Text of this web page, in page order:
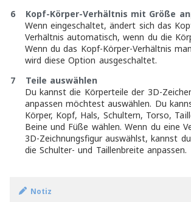
6
Kopf-Körper-Verhältnis mit Größe
Wenn eingeschaltet, ändert sich das
Verhältnis automatisch, wenn du die
Wenn du das Kopf-Körper-Verhältnis
wird diese Option ausgeschaltet.
7
Teile auswählen
Du kannst die Körperteile der 3D-
anpassen möchtest auswählen. Du
Körper, Kopf, Hals, Schultern, Torso,
Beine und Füße wählen. Wenn du eine
3D-Zeichnungsfigur auswählst, kannst
die Schulter- und Taillenbreite anpassen.
Notiz